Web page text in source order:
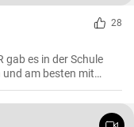
28
gab es in der Schule
und am besten mit
Würstchen ist sehr
- ausprobieren lohnt .